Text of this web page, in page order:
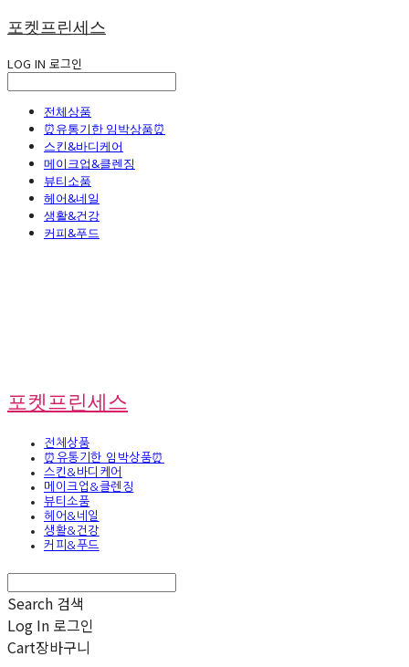
포켓프린세스
LOG IN 로그인
전체상품
⏰유통기한 임박상품⏰
스킨&바디케어
메이크업&클렌징
뷰티소품
헤어&네일
생활&건강
커피&푸드
포켓프린세스
전체상품
⏰유통기한 임박상품⏰
스킨&바디케어
메이크업&클렌징
뷰티소품
헤어&네일
생활&건강
커피&푸드
Search 검색
Log In 로그인
Cart장바구니